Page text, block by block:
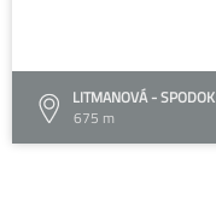
LITMANOVÁ - SPODOK
675 m